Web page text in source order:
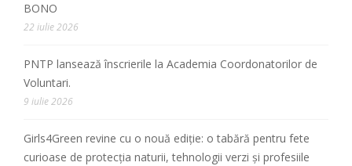
BONO
22 iulie 2026
PNTP lansează înscrierile la Academia Coordonatorilor de
Voluntari.
9 iulie 2026
Girls4Green revine cu o nouă ediție: o tabără pentru fete
curioase de protecția naturii, tehnologii verzi și profesiile